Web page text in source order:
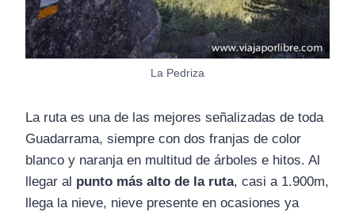
La Pedriza
La ruta es una de las mejores señalizadas de toda
Guadarrama, siempre con dos franjas de color
blanco y naranja en multitud de árboles e hitos. Al
llegar al punto más alto de la ruta, casi a 1.900m,
llega la nieve, nieve presente en ocasiones ya